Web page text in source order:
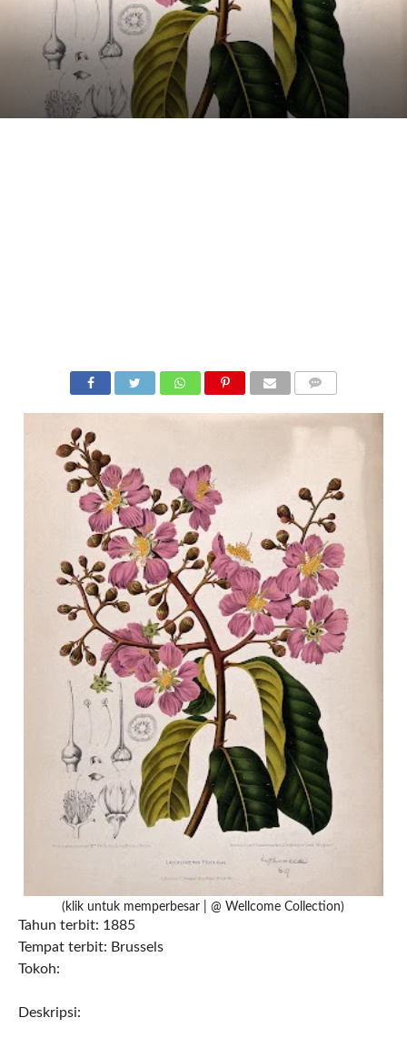
(klik untuk memperbesar | @ Wellcome Collection)
Tahun terbit: 1885
Tempat terbit: Brussels
Tokoh:
Deskripsi: